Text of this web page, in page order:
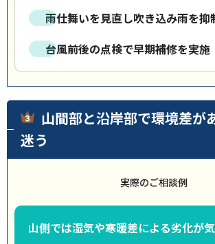
雨仕舞いを見直し吹き込み雨を抑
台風前後の点検で早期補修を実施
山間部と沿岸部で環境差が
迷う
実際のご相談例
山側では湿気や寒暖差による劣化が